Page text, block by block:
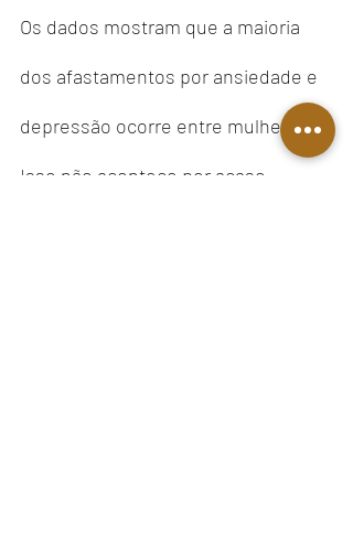
Os dados mostram que a maioria
dos afastamentos por ansiedade e
depressão ocorre entre mulheres.
Isso não acontece por acaso.